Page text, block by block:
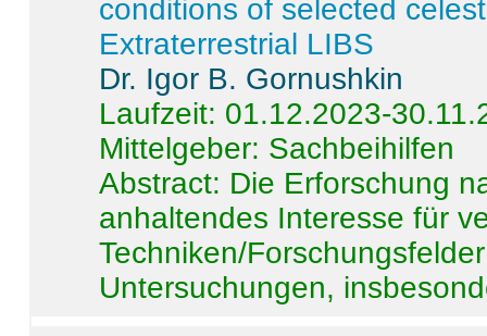
conditions of selected
Extraterrestrial LIBS
Dr. Igor B. Gornushkin
Laufzeit: 01.12.2023-
Mittelgeber: Sachbeihilfen
Abstract: Die Erforschung
anhaltendes Interesse für
Techniken/
Untersuchungen,